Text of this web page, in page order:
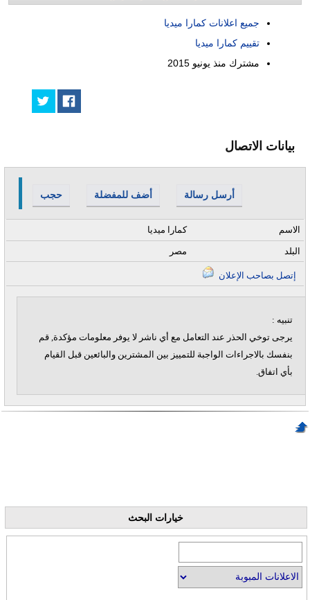
جميع اعلانات كمارا ميديا
تقييم كمارا ميديا
مشترك منذ يونيو 2015
بيانات الاتصال
حجب أضف للمفضلة أرسل رسالة
كمارا ميديا الاسم
مصر البلد
تنبيه :
يرجى توخي الحذر عند التعامل مع أي ناشر لا يوفر معلومات مؤكدة, قم
بنفسك بالاجراءات الواجبة للتمييز بين المشترين والبائعين قبل القيام
بأي اتفاق.
خيارات البحث